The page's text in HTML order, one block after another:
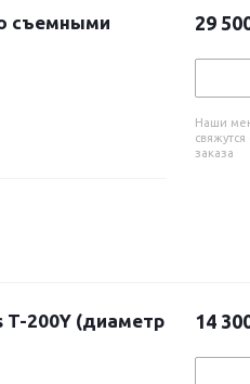
съемными
29
Наши
заказа
T-200Y (диаметр
14